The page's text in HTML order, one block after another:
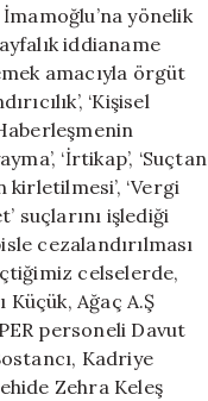
yönelik
iddianame
amacıyla örgüt
‘Kişisel
‘İrtikap’, ‘Suçtan
kirletilmesi’, ‘Vergi
suçlarını işlediği
cezalandırılması
celselerde,
Ağaç A.Ş
personeli Davut
Kadriye
Zehra Keleş